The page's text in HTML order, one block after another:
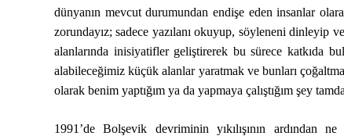
dünyanın mevcut durumundan endişe eden insanlar
zorundayız; sadece yazılanı okuyup, söyleneni dinleyip
alanlarında inisiyatifler geliştirerek bu sürece katkıda
alabileceğimiz küçük alanlar yaratmak ve bunları
olarak benim yaptığım ya da yapmaya çalıştığım şey
1991’de Bolşevik devriminin yıkılışının ardından